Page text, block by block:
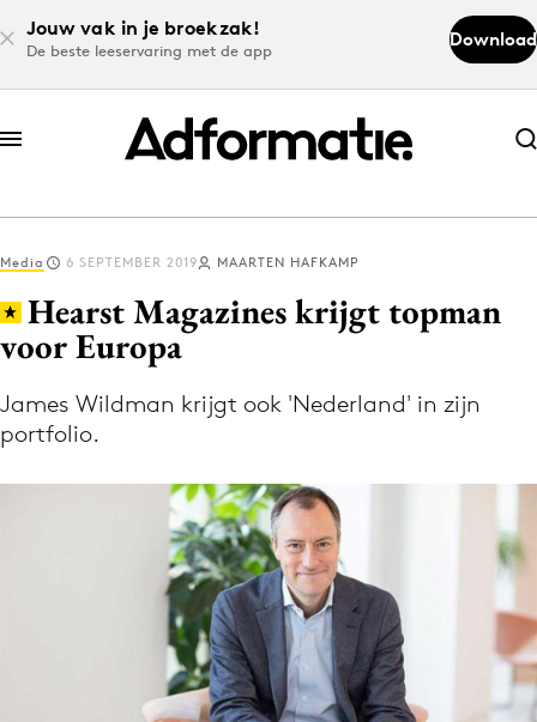
Jouw vak in je broekzak!
De beste leeservaring met de app
Download
Abonneer nu
Abonneer nu
Log in
Volg het laatste nieuws via de Adformatie
9 sept: GenAI-training
Media 6 SEPTEMBER 2019 MAARTEN HAFKAMP
Hearst Magazines krijgt topman
voor Europa
James Wildman krijgt ook 'Nederland' in zijn
portfolio.